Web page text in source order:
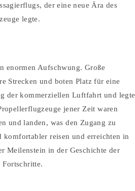
der eine neue Ära des
legte.
enormen Aufschwung. Große
Strecken und boten Platz für eine
der kommerziellen Luftfahrt und legte
jener Zeit waren
und landen, was den Zugang zu
komfortabler reisen und erreichten in
Meilenstein in der Geschichte der
Fortschritte.